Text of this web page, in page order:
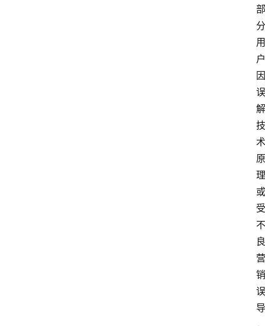
部
分
用
户
因
误
解
技
术
原
理
或
受
不
良
营
销
误
导